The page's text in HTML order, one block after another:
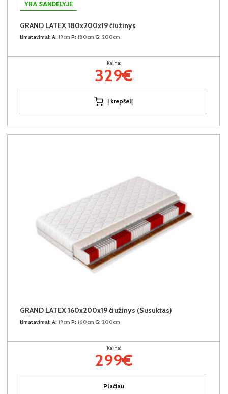
YRA SANDĖLYJE
GRAND LATEX 180x200x19 čiužinys
Išmatavimai: A: 19cm P: 180cm G: 200cm
Kaina:
329€
Į krepšelį
GRAND LATEX 160x200x19 čiužinys (Susuktas)
Išmatavimai: A: 19cm P: 160cm G: 200cm
Kaina:
299€
Plačiau